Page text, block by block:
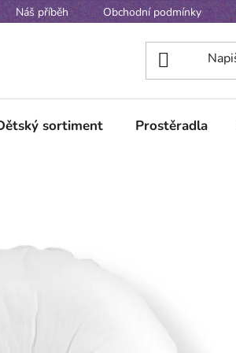
Náš příběh Obchodní podmínky
sortiment Prostěradla